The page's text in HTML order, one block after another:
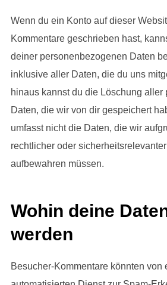
Wenn du ein Konto auf dieser
Kommentare geschrieben hast,
deiner personenbezogenen Daten
inklusive aller Daten, die du uns
hinaus kannst du die Löschung aller
Daten, die wir von dir gespeichert
umfasst nicht die Daten, die wir
rechtlicher oder
aufbewahren müssen.
Wohin deine
werden
Besucher-Kommentare könnten von